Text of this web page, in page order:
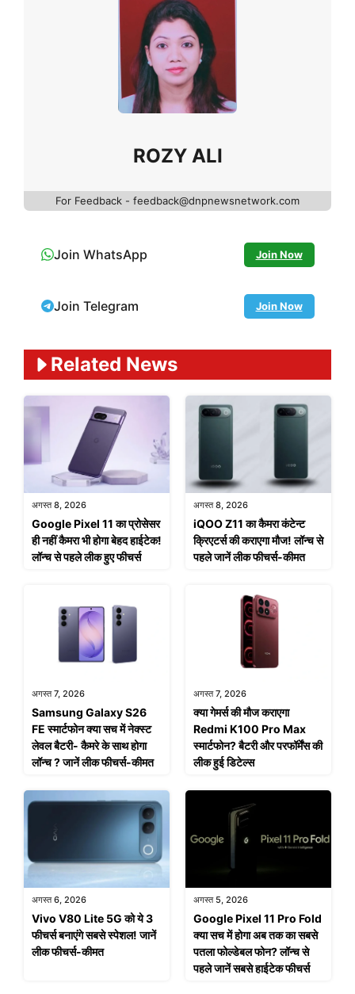
ROZY ALI
For Feedback - feedback@dnpnewsnetwork.com
Join WhatsApp Join Now
Join Telegram Join Now
Related News
अगस्त 8, 2026
Google Pixel 11 का प्रोसेसर
ही नहीं कैमरा भी होगा बेहद हाईटेक!
लॉन्च से पहले लीक हुए फीचर्स
अगस्त 8, 2026
iQOO Z11 का कैमरा कंटेन्ट
क्रिएटर्स की कराएगा मौज! लॉन्च से
पहले जानें लीक फीचर्स-कीमत
अगस्त 7, 2026
Samsung Galaxy S26
FE स्मार्टफोन क्या सच में नेक्स्ट
लेवल बैटरी- कैमरे के साथ होगा
लॉन्च ? जानें लीक फीचर्स-कीमत
अगस्त 7, 2026
क्या गेमर्स की मौज कराएगा
Redmi K100 Pro Max
स्मार्टफोन? बैटरी और परफॉर्मेंस की
लीक हुई डिटेल्स
अगस्त 6, 2026
Vivo V80 Lite 5G को ये 3
फीचर्स बनाएंगे सबसे स्पेशल! जानें
लीक फीचर्स-कीमत
अगस्त 5, 2026
Google Pixel 11 Pro Fold
क्या सच में होगा अब तक का सबसे
पतला फोल्डेबल फोन? लॉन्च से
पहले जानें सबसे हाईटेक फीचर्स